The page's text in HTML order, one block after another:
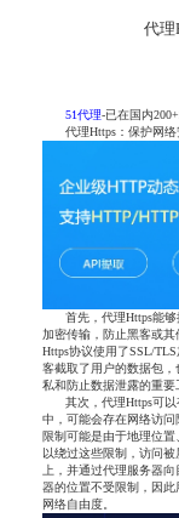
代理
51代理-已在国内
代理Https：保护网
首先，代理Https能
加密传输，防止黑客或其
Https协议使用了SSL/
客截取了用户的数据包
私和防止数据泄露的重要
其次，代理Https可
中，可能会存在网络访
限制可能是由于地理位
以绕过这些限制，访问
上，并通过代理服务器
器的位置不受限制，因
网络自由度。